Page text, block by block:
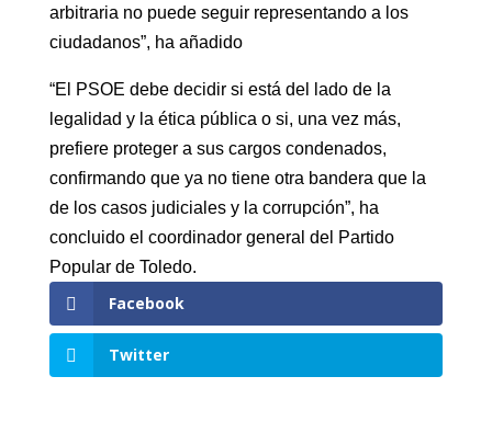
arbitraria no puede seguir representando a los
ciudadanos”, ha añadido
“El PSOE debe decidir si está del lado de la
legalidad y la ética pública o si, una vez más,
prefiere proteger a sus cargos condenados,
confirmando que ya no tiene otra bandera que la
de los casos judiciales y la corrupción”, ha
concluido el coordinador general del Partido
Popular de Toledo.
Facebook
Twitter